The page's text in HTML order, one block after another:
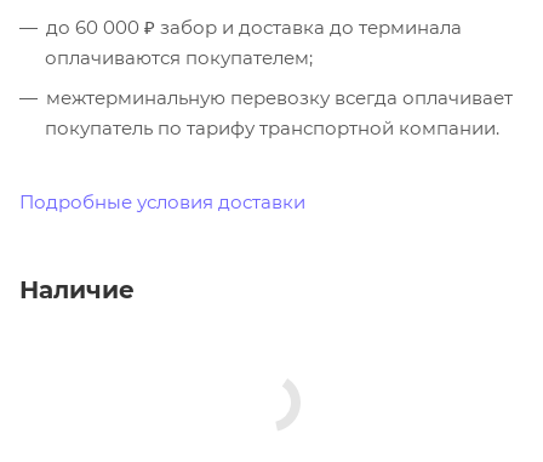
до 60 000 ₽ забор и доставка до терминала
оплачиваются покупателем;
межтерминальную перевозку всегда оплачивает
покупатель по тарифу транспортной компании.
Подробные условия доставки
Наличие